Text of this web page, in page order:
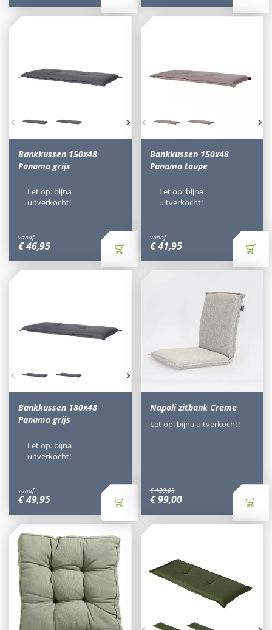
Bankkussen 150x48
Panama grijs
vanaf
€46,95
Let op: bijna
uitverkocht!
Bankkussen 150x48
Panama taupe
vanaf
€ 41,95
Let op: bijna
uitverkocht!
Bankkussen 180x48
Panama grijs
vanaf
€49,95
Let op: bijna
uitverkocht!
Napoli zitbank Crème
€ 129,00
€ 99,00
Let op: bijna uitverkocht!